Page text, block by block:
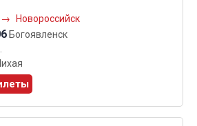
→ Новороссийск
Богоявленск